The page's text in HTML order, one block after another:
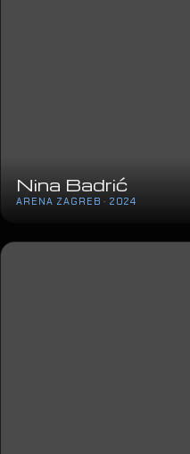
Nina Badrić
ARENA ZAGREB · 2024